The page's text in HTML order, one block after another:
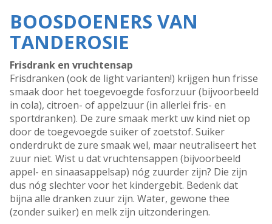
BOOSDOENERS VAN
TANDEROSIE
Frisdrank en vruchtensap
Frisdranken (ook de light varianten!) krijgen hun frisse
smaak door het toegevoegde fosforzuur (bijvoorbeeld
in cola), citroen- of appelzuur (in allerlei fris- en
sportdranken). De zure smaak merkt uw kind niet op
door de toegevoegde suiker of zoetstof. Suiker
onderdrukt de zure smaak wel, maar neutraliseert het
zuur niet. Wist u dat vruchtensappen (bijvoorbeeld
appel- en sinaasappelsap) nóg zuurder zijn? Die zijn
dus nóg slechter voor het kindergebit. Bedenk dat
bijna alle dranken zuur zijn. Water, gewone thee
(zonder suiker) en melk zijn uitzonderingen.